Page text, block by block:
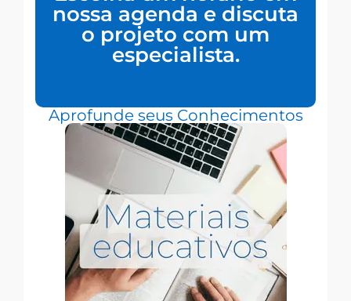
nossa agenda e discuta
o projeto com um
especialista.
Aprofunde seus Conhecimentos